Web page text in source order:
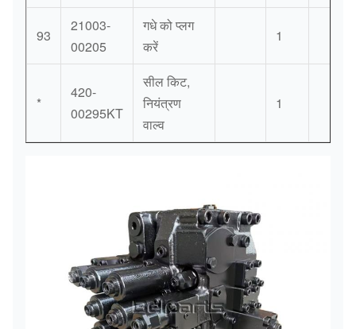
93
21003-
00205
गधे को प्लग
करें
1
*
420-
00295KT
सील किट,
नियंत्रण
वाल्व
1